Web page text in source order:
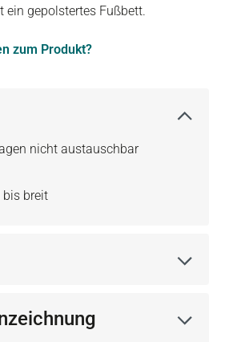
ein gepolstertes Fußbett.
zum Produkt?
nicht austauschbar
bis breit